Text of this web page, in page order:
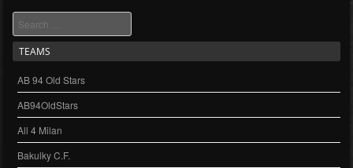
Search
TEAMS
AB 94 Old Stars
AB94OldStars
All 4 Milan
Bakulky C.F.